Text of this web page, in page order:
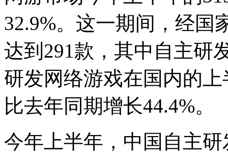
32.9%。这一期间，经国
达到291款，其中自主研
研发网络游戏在国内的
比去年同期增长44.4%。
今年上半年，中国自主